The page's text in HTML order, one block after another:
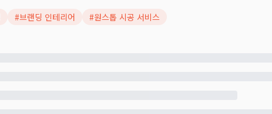
#브랜딩 인테리어 #원스톱 시공 서비스